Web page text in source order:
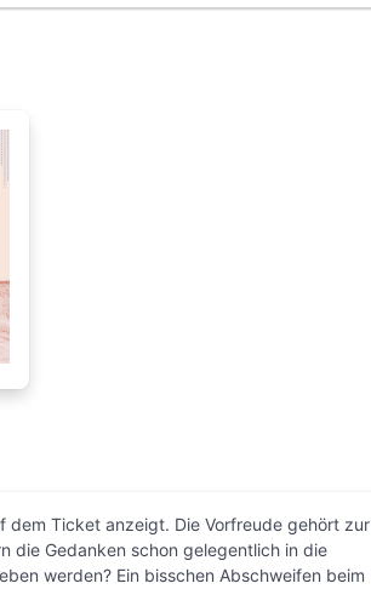
dem Ticket anzeigt. Die Vorfreude gehört zur
die Gedanken schon gelegentlich in die
werden? Ein bisschen Abschweifen beim